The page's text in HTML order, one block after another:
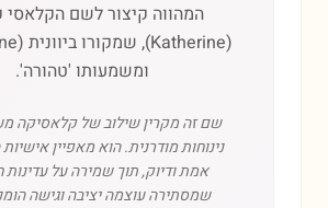
המהווה קיצור לשם הקלאסי
ומשמעותו 'טהורה'.
שם זה מקרין שילוב של קלאסיקה
נינוחות מודרנית. הוא מאפיין
אמת ודיוק, תוך שמירה על עדינות
שמסתירה עוצמה יציבה וגישה